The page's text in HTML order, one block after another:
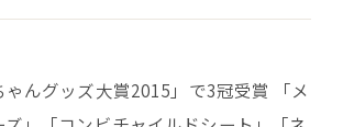
ゃんグッズ大賞2015」で3冠受賞 「メ